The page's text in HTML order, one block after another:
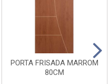
PORTA FRISADA MARROM
80CM